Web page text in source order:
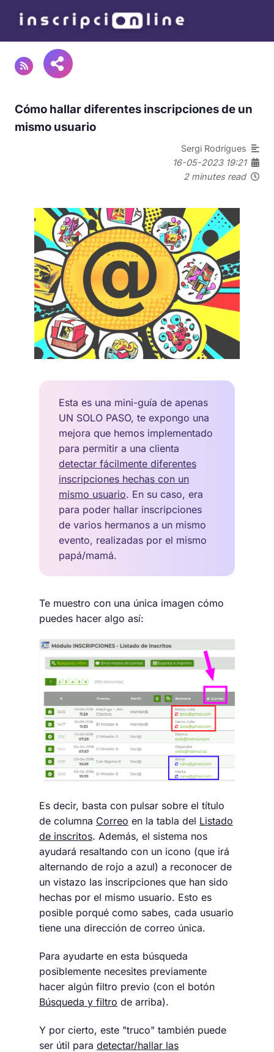
Cómo hallar diferentes inscripciones de un
mismo usuario
Sergi Rodrígues
16-05-2023 19:21
2 minutes read
Esta es una mini-guía de apenas
UN SOLO PASO, te expongo una
mejora que hemos implementado
para permitir a una clienta
detectar fácilmente diferentes
inscripciones hechas con un
mismo usuario. En su caso, era
para poder hallar inscripciones
de varios hermanos a un mismo
evento, realizadas por el mismo
papá/mamá.
Te muestro con una única imagen cómo
puedes hacer algo así:
Es decir, basta con pulsar sobre el título
de columna Correo en la tabla del Listado
de inscritos. Además, el sistema nos
ayudará resaltando con un icono (que irá
alternando de rojo a azul) a reconocer de
un vistazo las inscripciones que han sido
hechas por el mismo usuario. Esto es
posible porqué como sabes, cada usuario
tiene una dirección de correo única.
Para ayudarte en esta búsqueda
posiblemente necesites previamente
hacer algún filtro previo (con el botón
Búsqueda y filtro de arriba).
Y por cierto, este "truco" también puede
ser útil para detectar/hallar las